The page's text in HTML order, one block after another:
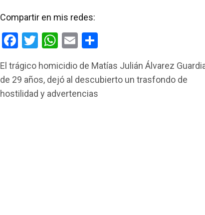
Compartir en mis redes:
F
ce
b
T
tt
er
W
at
s
E
ail m
p
El trágico homicidio de Matías Julián Álvarez
de 29 años, dejó al descubierto un trasfondo de
hostilidad y advertencias